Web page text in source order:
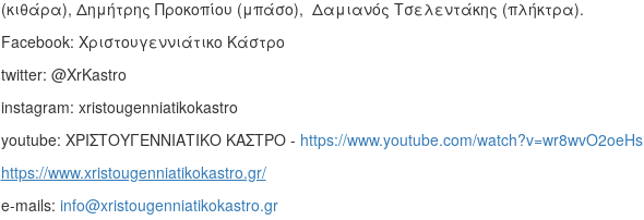
(κιθάρα), Δημήτρης Προκοπίου (μπάσο), Δαμιανός Τσελεντάκης (πλήκτρα).
Facebook: Χριστουγεννιάτικο Κάστρο
twitter: @XrKastro
instagram: xristougenniatikokastro
youtube: ΧΡΙΣΤΟΥΓΕΝΝΙΑΤΙΚΟ ΚΑΣΤΡΟ - https://www.youtube.com/watch?v=wr8wvO2oeHs
https://www.xristougenniatikokastro.gr/
e-mails: info@xristougenniatikokastro.gr